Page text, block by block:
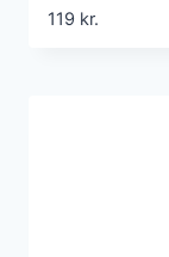
119 kr.